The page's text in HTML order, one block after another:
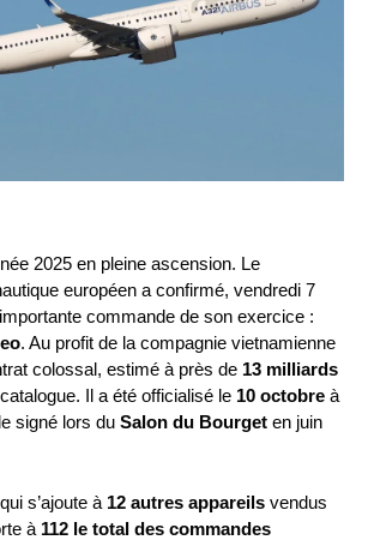
2025 en pleine ascension. Le
européen a confirmé, vendredi 7
commande de son exercice :
. Au profit de la compagnie vietnamienne
colossal, estimé à près de 13 milliards
Il a été officialisé le 10 octobre à
signé lors du Salon du Bourget en juin
s’ajoute à 12 autres appareils vendus
à 112 le total des commandes